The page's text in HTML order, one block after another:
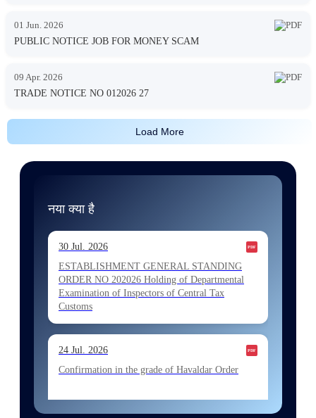
01 Jun. 2026
PUBLIC NOTICE JOB FOR MONEY SCAM
09 Apr. 2026
TRADE NOTICE NO 012026 27
Load More
नया क्या है
30 Jul. 2026
ESTABLISHMENT GENERAL STANDING
ORDER NO 202026 Holding of Departmental
Examination of Inspectors of Central Tax
Customs
24 Jul. 2026
Confirmation in the grade of Havaldar Order